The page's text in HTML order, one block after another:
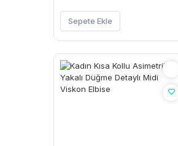
Sepete Ekle